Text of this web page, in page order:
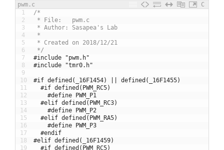
pwm.c
C
1
2
3
4
5
6
7
8
9
10
11
12
13
14
15
16
17
18
19
/*
* File:   pwm.c
* Author: Sasapea's Lab
*
* Created on 2018/12/21
*/
#include "pwm.h"
#include "tmr0.h"
#if defined(_16F1454) || defined(_16F1455)
#if defined(PWM_RC5)
#define PWM_P1
#elif defined(PWM_RC3)
#define PWM_P2
#elif defined(PWM_RA5)
#define PWM_P3
#endif
#elif defined(_16F1459)
#if defined(PWM_RC5)